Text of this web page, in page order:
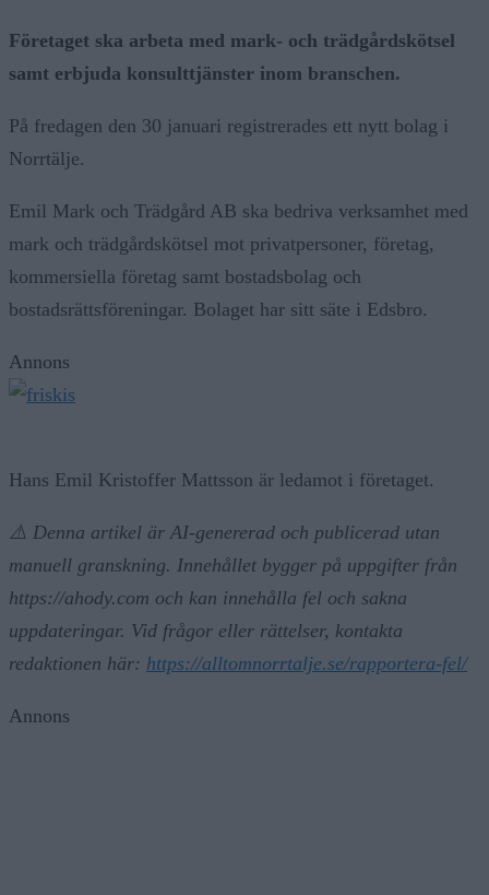
Företaget ska arbeta med mark- och trädgårdskötsel
samt erbjuda konsulttjänster inom branschen.
På fredagen den 30 januari registrerades ett nytt bolag i
Norrtälje.
Emil Mark och Trädgård AB ska bedriva verksamhet med
mark och trädgårdskötsel mot privatpersoner, företag,
kommersiella företag samt bostadsbolag och
bostadsrättsföreningar. Bolaget har sitt säte i Edsbro.
Annons
Hans Emil Kristoffer Mattsson är ledamot i företaget.
⚠️ Denna artikel är AI-genererad och publicerad utan
manuell granskning. Innehållet bygger på uppgifter från
https://ahody.com och kan innehålla fel och sakna
uppdateringar. Vid frågor eller rättelser, kontakta
redaktionen här: https://alltomnorrtalje.se/rapportera-fel/
Annons